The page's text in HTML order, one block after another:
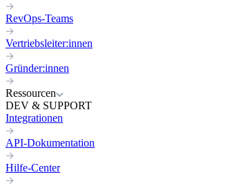
RevOps-Teams
Vertriebsleiter:innen
Gründer:innen
Ressourcen
DEV & SUPPORT
Integrationen
API-Dokumentation
Hilfe-Center